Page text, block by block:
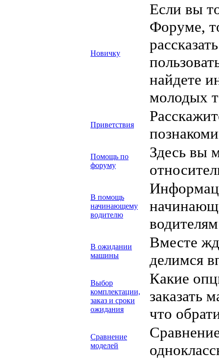
Новичку
Если вы
Форуме,
найдете
молодых
Приветствия
Помощь по
форуму
Здесь вы
В помощь
начинающему
водителю
В ожидании
машины
Вместе
делимся
Выбор
комплектации,
заказ и сроки
ожидания
Какие
заказать
что
Сравнение
моделей